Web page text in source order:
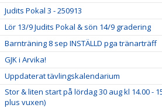
Judits Pokal 3 - 250913
Lör 13/9 Judits Pokal & sön 14/9 gradering
Barnträning 8 sep INSTÄLLD pga tränarträff
GJK i Arvika!
Uppdaterat tävlingskalendarium
Stor & liten start på lördag 30 aug kl 14.00 -
plus vuxen)